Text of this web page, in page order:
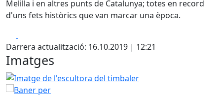
Melilla i en altres punts de Catalunya; totes en record
d'uns fets històrics que van marcar una època.
Darrera actualització: 16.10.2019 | 12:21
Imatges
Imatge de l'escultora del timbaler